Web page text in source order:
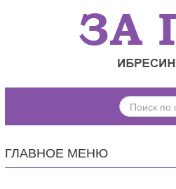
ПОИСК
ПО
ГЛАВНОЕ МЕНЮ